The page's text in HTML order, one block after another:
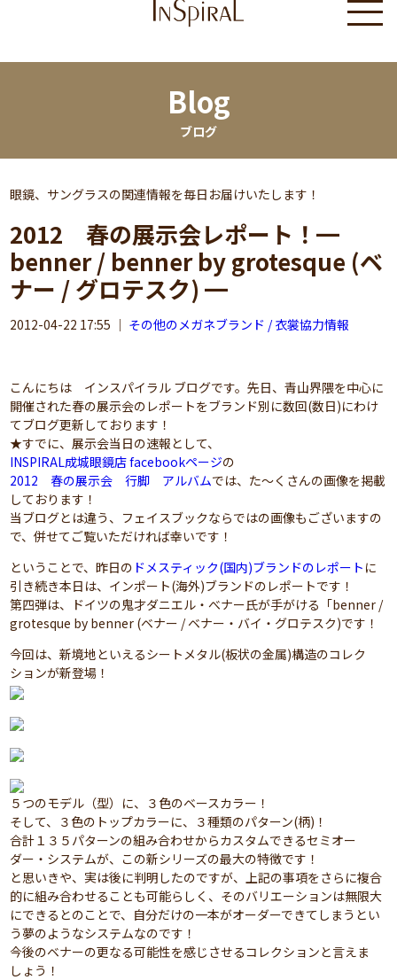
Blog
ブログ
眼鏡、サングラスの関連情報を毎日お届けいたします！
2012 春の展示会レポート！━
benner / benner by grotesque (ベ
ナー / グロテスク) ━
2012-04-22 17:55 ｜ その他のメガネブランド / 衣裳協力情報
こんにちは インスパイラル ブログです。先日、青山界隈を中心に
開催された春の展示会のレポートをブランド別に数回(数日)にわけ
てブログ更新しております！
★すでに、展示会当日の速報として、
INSPIRAL成城眼鏡店 facebookページの
2012 春の展示会 行脚 アルバムでは、た～くさんの画像を掲載
しております！
当ブログとは違う、フェイスブックならではの画像もございますの
で、併せてご覧いただければ幸いです！
ということで、昨日の ドメスティック(国内)ブランドのレポート に
引き続き本日は、インポート(海外)ブランドのレポートです！
第四弾は、ドイツの鬼才ダニエル・べナー氏が手がける「benner /
grotesque by benner (ベナー / ベナー・バイ・グロテスク)です！
今回は、新境地といえるシートメタル(板状の金属)構造のコレク
ションが新登場！
５つのモデル（型）に、３色のベースカラー！
そして、３色のトップカラーに、３種類のパターン(柄)！
合計１３５パターンの組み合わせからカスタムできるセミオー
ダー・システムが、この新シリーズの最大の特徴です！
と思いきや、実は後に判明したのですが、上記の事項をさらに複合
的に組み合わせることも可能らしく、そのバリエーションは無限大
にできるとのことで、自分だけの一本がオーダーできてしまうとい
う夢のようなシステムなのです！
今後のベナーの更なる可能性を感じさせるコレクションと言えま
しょう！